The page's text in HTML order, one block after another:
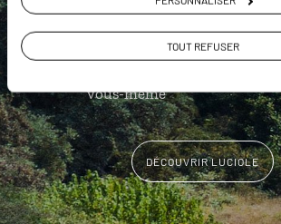
TOUT REFUSER
Une utilisation gratuite, hors
connexion Internet
vous-même
DÉCOUVRIR LUCIOLE